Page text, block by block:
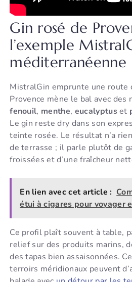
Gin rosé de
l’exemple
méditerranéenne
MistralGin emprunte une route
Provence mène le bal avec des
fenouil, menthe, eucalyptuset
Le gin reste dry dans son
teinte rosée. Le résultat n’a
de terrasse ; il parle plutôt de
froissées et d’une fraîcheur
En lien avec cet article :
étui à cigares pour voyager
Ce profil plaît souvent à table,
relief sur des produits marins,
des tapas bien assaisonnées.
terroirs méridionaux peuvent